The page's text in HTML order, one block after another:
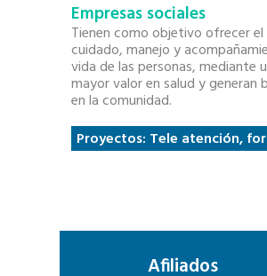
Empresas sociales
Tienen como objetivo ofrecer
cuidado, manejo y
vida de las personas, mediante
mayor valor en salud y
en la comunidad.
Proyectos: Tele atención,
Afiliados